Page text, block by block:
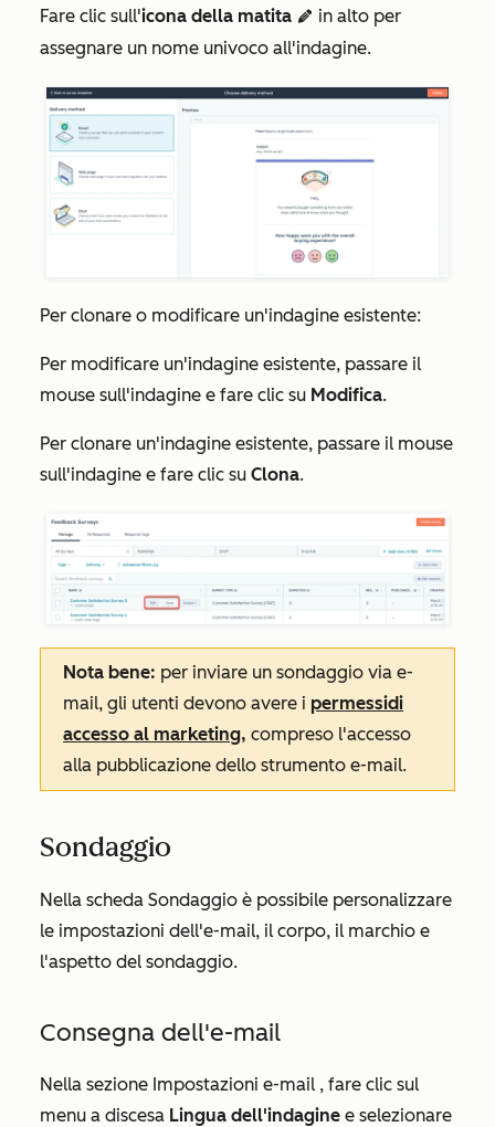
Fare clic sull'icona della matita edit in alto per
assegnare un nome univoco all'indagine.
Per clonare o modificare un'indagine esistente:
Per modificare un'indagine esistente, passare il
mouse sull'indagine e fare clic su Modifica.
Per clonare un'indagine esistente, passare il mouse
sull'indagine e fare clic su Clona.
Nota bene: per inviare un sondaggio via e-
mail, gli utenti devono avere i permessidi
accesso al marketing, compreso l'accesso
alla pubblicazione dello strumento e-mail.
Sondaggio
Nella scheda Sondaggio è possibile personalizzare
le impostazioni dell'e-mail, il corpo, il marchio e
l'aspetto del sondaggio.
Consegna dell'e-mail
Nella sezione Impostazioni e-mail , fare clic sul
menu a discesa Lingua dell'indagine e selezionare